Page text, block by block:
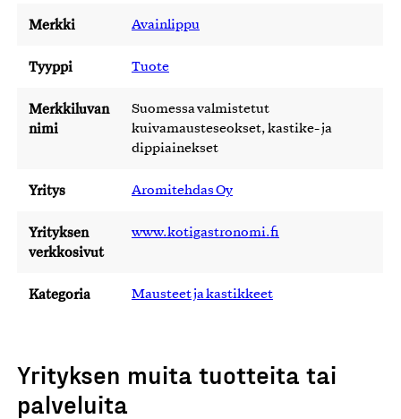
Merkki Avainlippu
Tyyppi Tuote
Merkkiluvan
nimi
Suomessa valmistetut
kuivamausteseokset, kastike- ja
dippiainekset
Yritys Aromitehdas Oy
Yrityksen
verkkosivut
www.kotigastronomi.fi
Kategoria Mausteet ja kastikkeet
Yrityksen muita tuotteita tai
palveluita